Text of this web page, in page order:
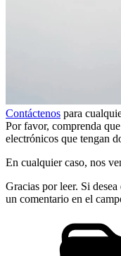
Contáctenos para
Por favor, comprenda
electrónicos que tengan
En cualquier caso, nos
Gracias por leer. Si
un comentario en el